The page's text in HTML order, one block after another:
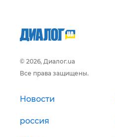
© 2026, Диалог.ua
Все права защищены.
Новости
россия